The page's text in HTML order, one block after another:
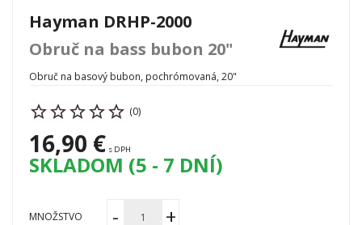
Hayman DRHP-2000
Obruč na bass bubon 20"
Obruč na basový bubon, pochrómovaná, 20"
(0)
16,90 € s DPH
SKLADOM (5 - 7 DNÍ)
MNOŽSTVO